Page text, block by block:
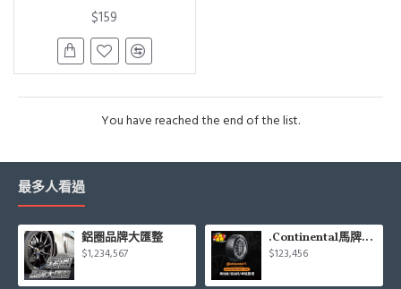
$159
You have reached the end of the list.
最多人看過
鋁圈品牌大匯整
$1,234,567
.Continental馬牌CCK輪胎特價專區
$123,456